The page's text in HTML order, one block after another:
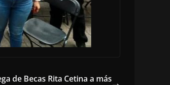
de Becas Rita Cetina a más